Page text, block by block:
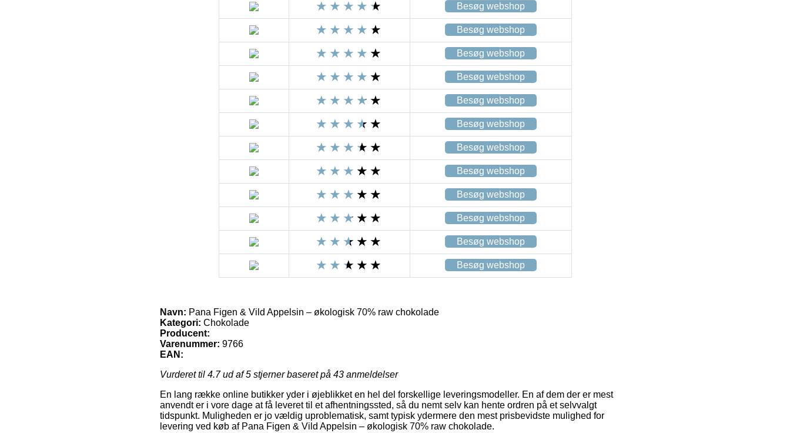
Besøg webshop
Besøg webshop
Besøg webshop
Besøg webshop
Besøg webshop
Besøg webshop
Besøg webshop
Besøg webshop
Besøg webshop
Besøg webshop
Besøg webshop
Besøg webshop
Navn: Pana Figen & Vild Appelsin – økologisk 70% raw chokolade
Kategori: Chokolade
Producent:
Varenummer: 9766
EAN:
Vurderet til 4.7ud af 5 stjerner baseret på 43 anmeldelser
En lang række online butikker yder i øjeblikket en hel del forskellige leveringsmodeller. En af dem der er mest
anvendt er i vore dage at få leveret til et afhentningssted, så du nemt selv kan hente ordren på et selvvalgt
tidspunkt. Muligheden er jo vældig uproblematisk, samt typisk ydermere den mest prisbevidste mulighed for
levering ved køb af Pana Figen & Vild Appelsin – økologisk 70% raw chokolade.